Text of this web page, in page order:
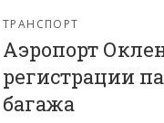
ТРАНСПОРТ
Аэропорт
регистрации
багажа